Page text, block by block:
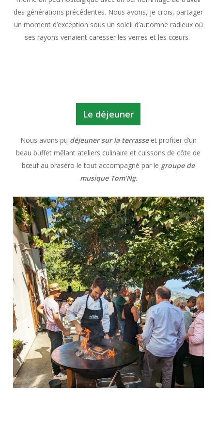
des générations précédentes. Nous avons, je crois, partager
un moment d’exception sous un soleil d’automne radieux où
ses rayons venaient caresser les verres et les cœurs.
Le déjeuner
Nous avons pu déjeuner sur la terrasseet profiter d’un
beau buffet mêlant ateliers culinaire et cuissons de côte de
bœuf au braséro le tout accompagné par le groupe de
musique Tom’Ng.